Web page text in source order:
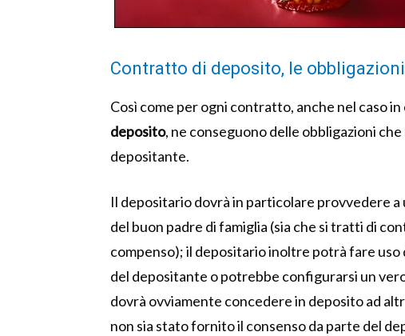
Contratto di deposito, le obbligazioni
Così come per ogni contratto, anche nel caso
deposito, ne conseguono delle obbligazioni
depositante.
Il depositario dovrà in particolare provvedere a
del buon padre di famiglia (sia che si tratti di
compenso); il depositario inoltre potrà fare
del depositante o potrebbe configurarsi un
dovrà ovviamente concedere in deposito ad
non sia stato fornito il consenso da parte del